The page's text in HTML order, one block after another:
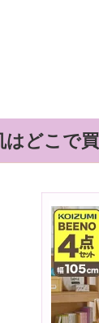
はどこで